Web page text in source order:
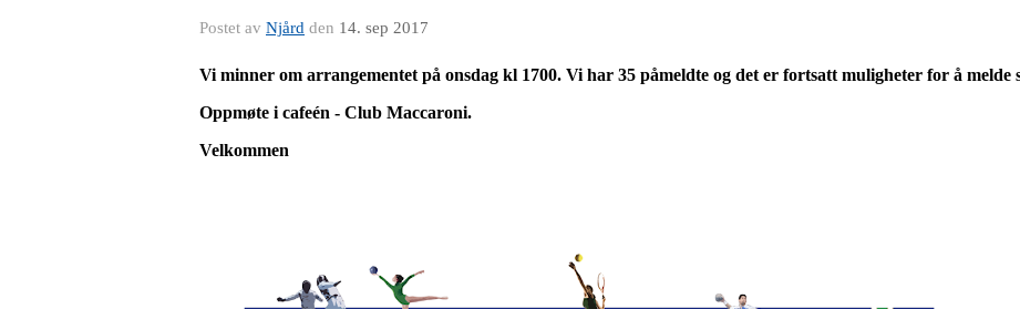
Postet av Njård den 14. sep 2017
Vi minner om arrangementet på onsdag kl 1700. Vi har 35 påmeldte og det er fortsatt muligheter for å melde
Oppmøte i cafeén - Club Maccaroni.
Velkommen